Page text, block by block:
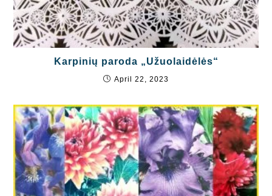
Karpinių paroda „Užuolaidėlės“
April 22, 2023